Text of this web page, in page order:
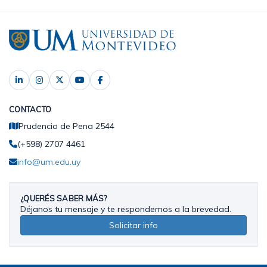
CONTACTO
Prudencio de Pena 2544
(+598) 2707 4461
info@um.edu.uy
¿QUERÉS SABER MÁS?
Déjanos tu mensaje y te respondemos a la brevedad.
Solicitar info